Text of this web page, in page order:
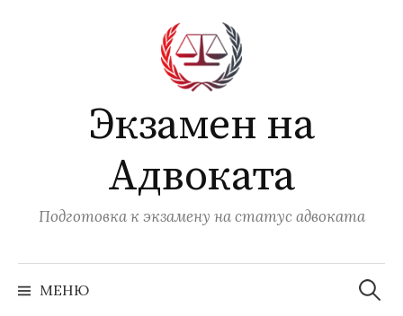
Экзамен на
Адвоката
Подготовка к экзамену на статус адвоката
МЕНЮ
Найти: